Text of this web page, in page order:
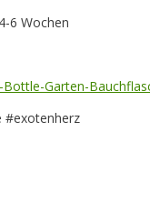
6 Wochen
Garten-
#exotenherz